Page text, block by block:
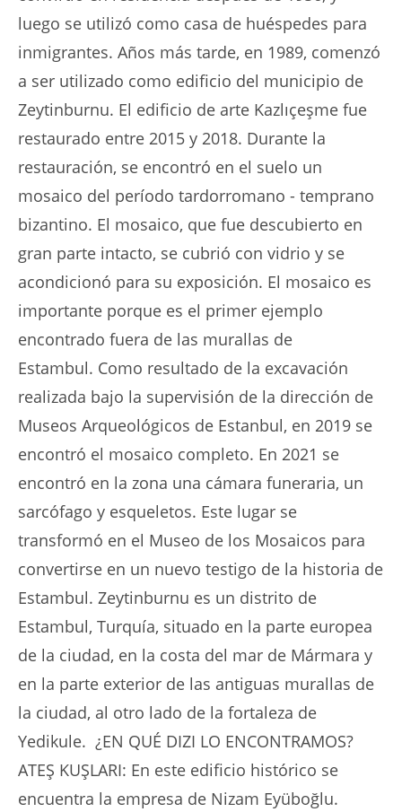
luego se utilizó como casa de huéspedes para
inmigrantes. Años más tarde, en 1989, comenzó
a ser utilizado como edificio del municipio de
Zeytinburnu. El edificio de arte Kazlıçeşme fue
restaurado entre 2015 y 2018. Durante la
restauración, se encontró en el suelo un
mosaico del período tardorromano - temprano
bizantino. El mosaico, que fue descubierto en
gran parte intacto, se cubrió con vidrio y se
acondicionó para su exposición. El mosaico es
importante porque es el primer ejemplo
encontrado fuera de las murallas de
Estambul. Como resultado de la excavación
realizada bajo la supervisión de la dirección de
Museos Arqueológicos de Estanbul, en 2019 se
encontró el mosaico completo. En 2021 se
encontró en la zona una cámara funeraria, un
sarcófago y esqueletos. Este lugar se
transformó en el Museo de los Mosaicos para
convertirse en un nuevo testigo de la historia de
Estambul. Zeytinburnu es un distrito de
Estambul, Turquía, situado en la parte europea
de la ciudad, en la costa del mar de Mármara y
en la parte exterior de las antiguas murallas de
la ciudad, al otro lado de la fortaleza de
Yedikule. ¿EN QUÉ DIZI LO ENCONTRAMOS?
ATEŞ KUŞLARI: En este edificio histórico se
encuentra la empresa de Nizam Eyüboğlu.